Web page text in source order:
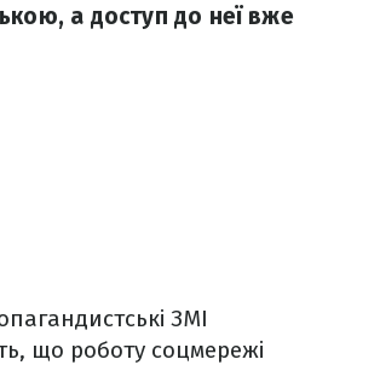
а доступ до неї вже
ЗМІ
що роботу соцмережі